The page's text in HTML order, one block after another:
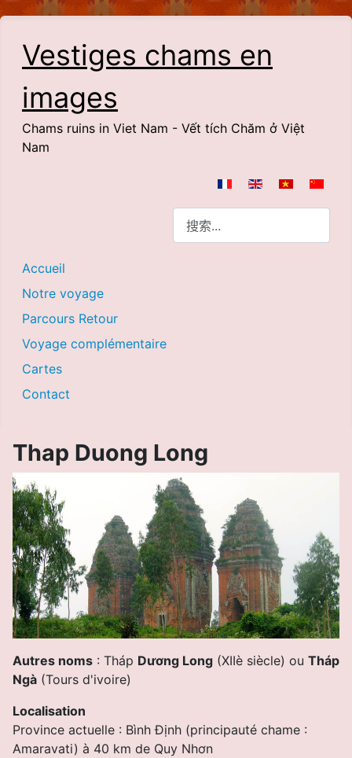
Vestiges chams en
images
Chams ruins in Viet Nam - Vết tích Chăm ở Việt
Nam
搜索
Accueil
Notre voyage
Parcours Retour
Voyage complémentaire
Cartes
Contact
Thap Duong Long
Autres noms : Tháp Dương Long (XIIè siècle) ou Tháp
Ngà (Tours d'ivoire)
Localisation
Province actuelle : Bình Ðịnh (principauté chame :
Amaravati) à 40 km de Quy Nhơn